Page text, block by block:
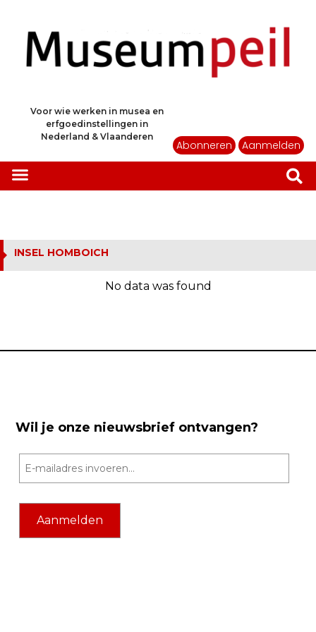
Voor wie werken in musea en
erfgoedinstellingen in
Nederland & Vlaanderen
Abonneren Aanmelden
INSEL HOMBOICH
No data was found
Wil je onze nieuwsbrief ontvangen?